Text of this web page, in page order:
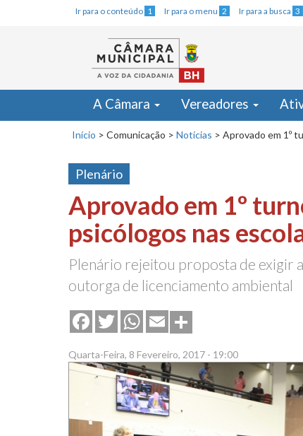
Ir para o conteúdo 1 Ir para o menu 2 Ir para a busca 3
A Câmara Vereadores
Início > Comunicação > Notícias > Aprovado em 1º
Plenário
Aprovado em 1º
psicólogos nas
Plenário rejeitou proposta de exigir
outorga de licenciamento ambiental
FacebookTwitterWhatsApp
Email
Quarta-Feira, 8 Fevereiro, 2017 - 19:00